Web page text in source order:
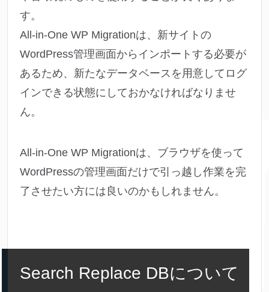
す。
All-in-One WP Migrationは、新サイトの
WordPress管理画面からインポートする必要が
あるため、新たなデータベースを用意してログ
インできる状態にしておかなければなりませ
ん。
All-in-One WP Migrationは、ブラウザを使って
WordPressの管理画面だけで引っ越し作業を完
了させたい方には良いのかもしれません。
Search Replace DBについて